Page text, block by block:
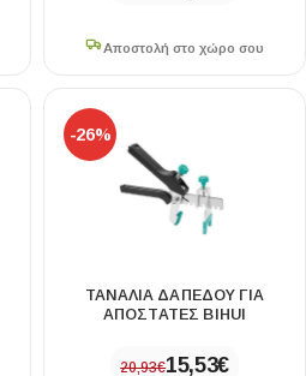
Αποστολή στο χώρο σου
-26%
ΤΑΝΑΛΙΑ ΔΑΠΕΔΟΥ ΓΙΑ
ΑΠΟΣΤΑΤΕΣ BIHUI
20,93€15,53€